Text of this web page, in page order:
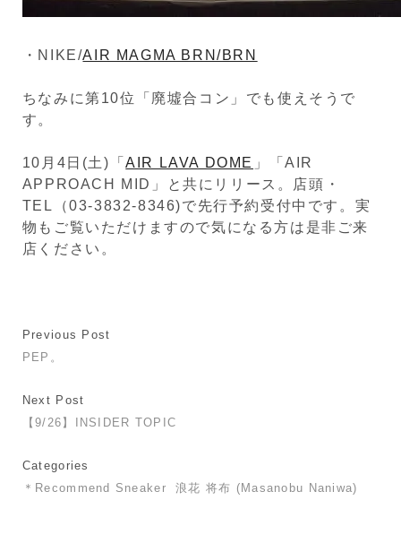
・NIKE/AIR MAGMA BRN/BRN
ちなみに第10位「廃墟合コン」でも使えそうで
す。
10月4日(土)「AIR LAVA DOME 」「AIR
APPROACH MID」と共にリリース。店頭・
TEL（03-3832-8346)で先行予約受付中です。実
物もご覧いただけますので気になる方は是非ご来
店ください。
Previous Post
PEP。
Next Post
【9/26】INSIDER TOPIC
Categories
＊Recommend Sneaker
浪花 将布 (Masanobu Naniwa)